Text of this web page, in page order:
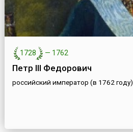
1728 — 1762
Петр III Федорович
российский император (в 1762 году)